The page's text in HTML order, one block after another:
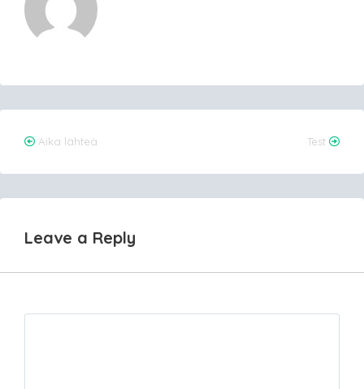
Post
navigation
Aika lähteä Test
Leave a Reply